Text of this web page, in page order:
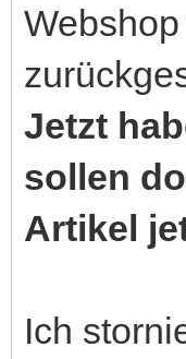
Jetzt
sollen
Artikel
Ich